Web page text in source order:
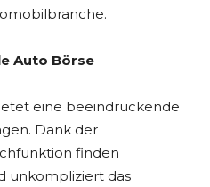
Auto Börse
eine beeindruckende
Dank der
finden
unkompliziert das